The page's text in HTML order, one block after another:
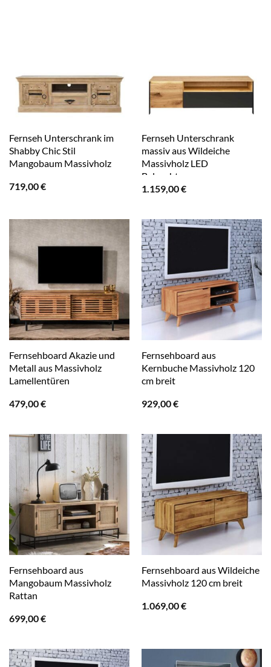
Fernseh Unterschrank im
Shabby Chic Stil
Mangobaum Massivholz
719,00€
Fernseh Unterschrank
massiv aus Wildeiche
Massivholz LED
Beleuchtung
1.159,00€
Fernsehboard Akazie und
Metall aus Massivholz
Lamellentüren
479,00€
Fernsehboard aus
Kernbuche Massivholz 120
cm breit
929,00€
Fernsehboard aus
Mangobaum Massivholz
Rattan
699,00€
Fernsehboard aus Wildeiche
Massivholz 120 cm breit
1.069,00€